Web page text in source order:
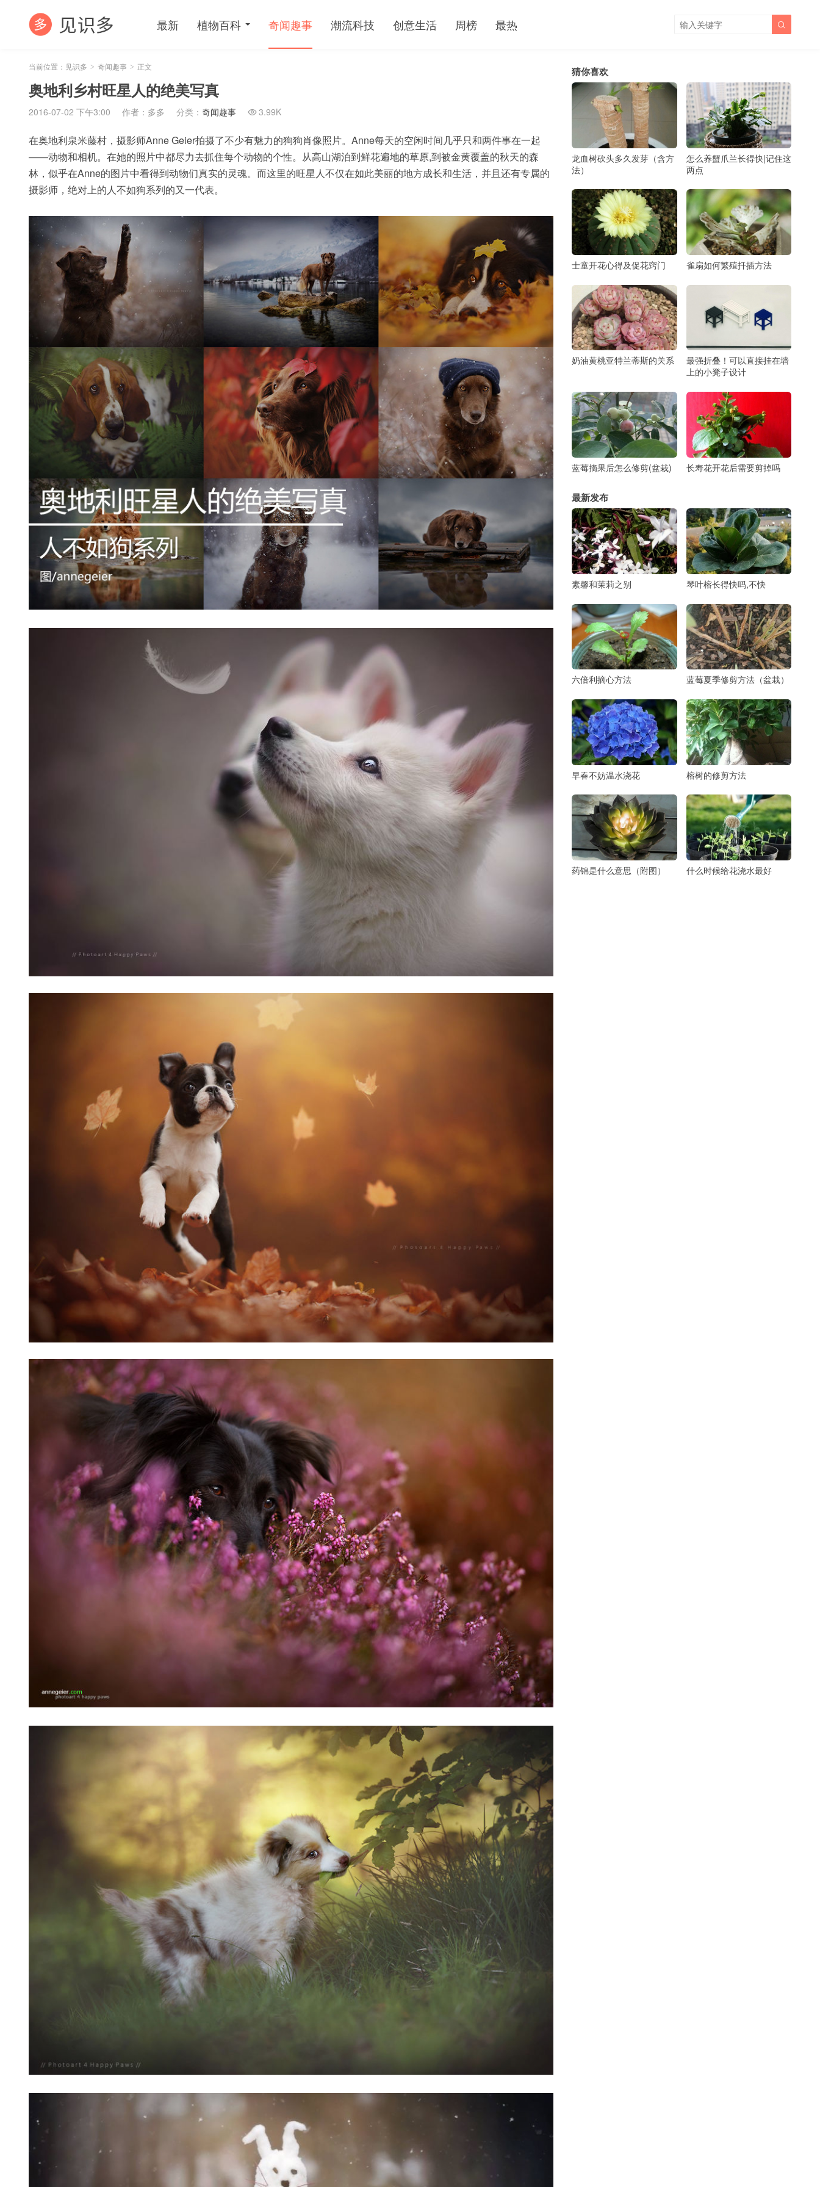
最新 植物百科 奇闻趣事 潮流科技 创意生活 周榜 最热 
当前位置： 见识多 > 奇闻趣事 > 正文
奥地利乡村旺星人的绝美写真
2016-07-02 下午3:00 作者：多多 分类： 奇闻趣事  3.99K
在奥地利泉米藤村，摄影师Anne Geier拍摄了不少有魅力的狗狗肖像照片。Anne每天的空闲时间几乎只和两件事在一起
——动物和相机。在她的照片中都尽力去抓住每个动物的个性。从高山湖泊到鲜花遍地的草原,到被金黄覆盖的秋天的森
林，似乎在Anne的图片中看得到动物们真实的灵魂。而这里的旺星人不仅在如此美丽的地方成长和生活，并且还有专属的
摄影师，绝对上的人不如狗系列的又一代表。
猜你喜欢
龙血树砍头多久发芽（含方
法）
怎么养蟹爪兰长得快|记住这
两点
士童开花心得及促花窍门 雀扇如何繁殖扦插方法
奶油黄桃亚特兰蒂斯的关系
最强折叠！可以直接挂在墙
上的小凳子设计
蓝莓摘果后怎么修剪(盆栽) 长寿花开花后需要剪掉吗
最新发布
素馨和茉莉之别 琴叶榕长得快吗,不快
六倍利摘心方法 蓝莓夏季修剪方法（盆栽）
早春不妨温水浇花 榕树的修剪方法
药锦是什么意思（附图） 什么时候给花浇水最好